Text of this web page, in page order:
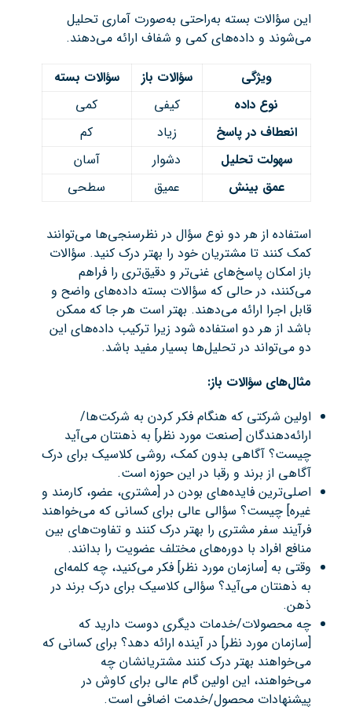
این سؤالات بسته به‌راحتی به‌صورت آماری تحلیل
می‌شوند و داده‌های کمی و شفاف ارائه می‌دهند.
ویژگی
سؤالات باز
سؤالات بسته
نوع داده
کیفی
کمی
انعطاف در پاسخ
زیاد
کم
سهولت تحلیل
دشوار
آسان
عمق بینش
عمیق سطحی
استفاده از هر دو نوع سؤال در نظرسنجی‌ها می‌توانند
کمک کنند تا مشتریان خود را بهتر درک کنید. سؤالات
باز امکان پاسخ‌های غنی‌تر و دقیق‌تری را فراهم
می‌کنند، در حالی که سؤالات بسته داده‌های واضح و
قابل اجرا ارائه می‌دهند. بهتر است هر جا که ممکن
باشد از هر دو استفاده شود زیرا ترکیب داده‌های این
دو می‌تواند در تحلیل‌ها بسیار مفید باشد.
مثال‌های سؤالات باز:
اولین شرکتی که هنگام فکر کردن به شرکت‌ها/
ارائه‌دهندگان [صنعت مورد نظر] به ذهنتان می‌آید
چیست؟ آگاهی بدون کمک، روشی کلاسیک برای درک
آگاهی از برند و رقبا در این حوزه است.
اصلی‌ترین فایده‌های بودن در [مشتری، عضو، کارمند و
غیره] چیست؟ سؤالی عالی برای کسانی که می‌خواهند
فرآیند سفر مشتری را بهتر درک کنند و تفاوت‌های بین
منافع افراد با دوره‌های مختلف عضویت را بدانند.
وقتی به [سازمان مورد نظر] فکر می‌کنید، چه کلمه‌ای
به ذهنتان می‌آید؟ سؤالی کلاسیک برای درک برند در
ذهن.
چه محصولات/خدمات دیگری دوست دارید که
[سازمان مورد نظر] در آینده ارائه دهد؟ برای کسانی که
می‌خواهند بهتر درک کنند مشتریانشان چه
می‌خواهند، این اولین گام عالی برای کاوش در
پیشنهادات محصول/خدمت اضافی است.